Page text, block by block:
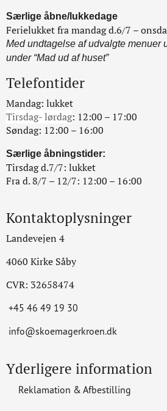
Særlige åbne/lukkedage
Ferielukket fra mandag d.6/7 –
Med undtagelse af udvalgte menuer
under “Mad ud af huset”
Telefontider
Mandag: lukket
Tirsdag- lørdag: 12:00 – 17:00
Søndag: 12:00 – 16:00
Særlige åbningstider:
Tirsdag d.7/7: lukket
Fra d. 8/7 – 12/7: 12:00 – 16:00
Kontaktoplysninger
Landevejen 4
4060 Kirke Såby
CVR: 32658474
+45 46 49 19 30
info@skoemagerkroen.dk
Yderligere information
Reklamation & Afbestilling